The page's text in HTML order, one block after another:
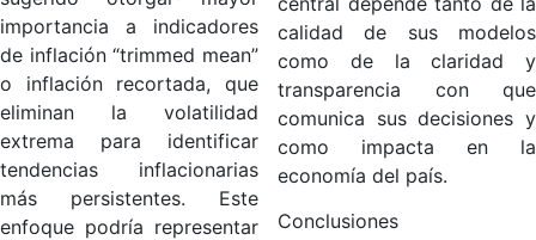
importancia a indicadores
de inflación “trimmed mean”
o inflación recortada, que
eliminan la volatilidad
extrema para identificar
tendencias inflacionarias
más persistentes. Este
enfoque podría representar
calidad de sus modelos
como de la claridad y
transparencia con que
comunica sus decisiones y
como impacta en la
economía del país.
Conclusiones